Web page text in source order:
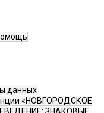
данных
«НОВГОРОДСКОЕ